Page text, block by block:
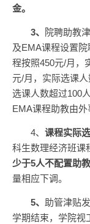
金。
3、
院聘助教
及EMA课程设置
程按照450元/月，
元/月，实际选课
选课人数超过100
EMA课程助教由外
4、 课程实际
科生数理经济班课
少于5人不配置助教
量相应下调。
5、
助管津贴
学期结束，学院视